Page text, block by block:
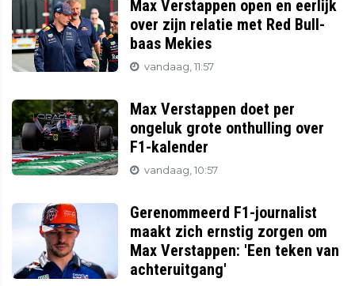
Max Verstappen open en eerlijk
over zijn relatie met Red Bull-
baas Mekies
vandaag, 11:57
Max Verstappen doet per
ongeluk grote onthulling over
F1-kalender
vandaag, 10:57
Gerenommeerd F1-journalist
maakt zich ernstig zorgen om
Max Verstappen: 'Een teken van
achteruitgang'